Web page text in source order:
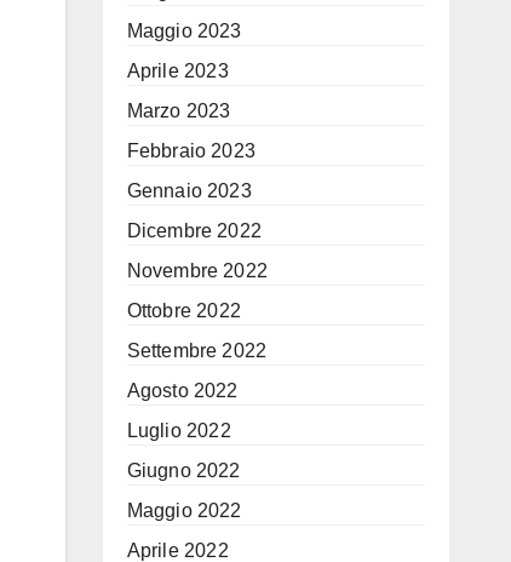
Maggio 2023
Aprile 2023
Marzo 2023
Febbraio 2023
Gennaio 2023
Dicembre 2022
Novembre 2022
Ottobre 2022
Settembre 2022
Agosto 2022
Luglio 2022
Giugno 2022
Maggio 2022
Aprile 2022